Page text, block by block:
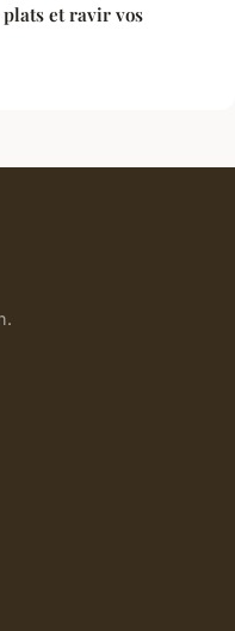
et ravir vos